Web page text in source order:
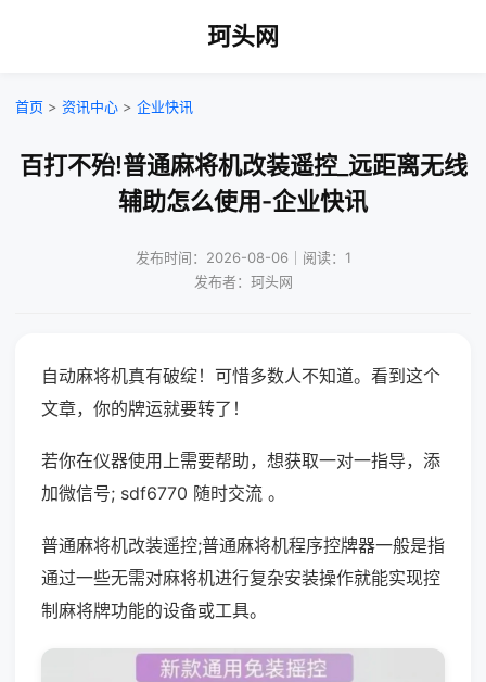
珂头网
首页 > 资讯中心 > 企业快讯
百打不殆!普通麻将机改装遥控_远距离无线
辅助怎么使用-企业快讯
发布时间：2026-08-06｜阅读：1
发布者：珂头网
自动麻将机真有破绽！可惜多数人不知道。看到这个
文章，你的牌运就要转了！
若你在仪器使用上需要帮助，想获取一对一指导，添
加微信号; sdf6770 随时交流 。
普通麻将机改装遥控;普通麻将机程序控牌器一般是指
通过一些无需对麻将机进行复杂安装操作就能实现控
制麻将牌功能的设备或工具。